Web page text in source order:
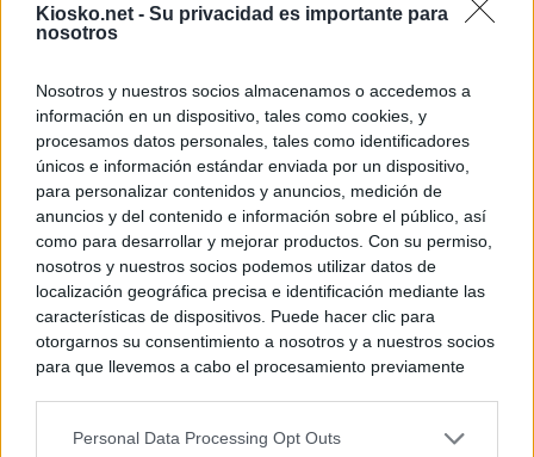
Kiosko.net - Su privacidad es importante para
nosotros
Nosotros y nuestros socios almacenamos o accedemos a
información en un dispositivo, tales como cookies, y
procesamos datos personales, tales como identificadores
únicos e información estándar enviada por un dispositivo,
para personalizar contenidos y anuncios, medición de
anuncios y del contenido e información sobre el público, así
como para desarrollar y mejorar productos. Con su permiso,
nosotros y nuestros socios podemos utilizar datos de
localización geográfica precisa e identificación mediante las
características de dispositivos. Puede hacer clic para
otorgarnos su consentimiento a nosotros y a nuestros socios
para que llevemos a cabo el procesamiento previamente
negar su consentimiento. Tenga en cuenta que algún
Personal Data Processing Opt Outs